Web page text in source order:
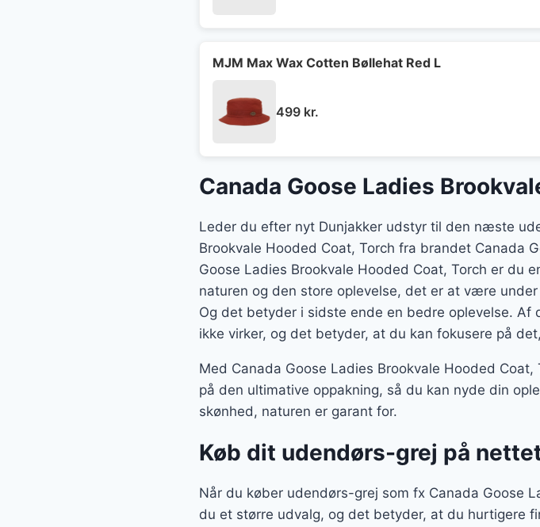
MJM Max Wax Cotten Bøllehat Red L
499 kr.
Canada Goose Ladies
Leder du efter nyt Dunjakker udstyr til den næste
Brookvale Hooded Coat, Torch fra brandet Canada
Goose Ladies Brookvale Hooded Coat, Torch er du
naturen og den store oplevelse, det er at være
Og det betyder i sidste ende en bedre oplevelse.
ikke virker, og det betyder, at du kan fokusere på
Med Canada Goose Ladies Brookvale Hooded
på den ultimative oppakning, så du kan nyde din
skønhed, naturen er garant for.
Køb dit udendørs-grej på
Når du køber udendørs-grej som fx Canada Goose
du et større udvalg, og det betyder, at du hurtigere